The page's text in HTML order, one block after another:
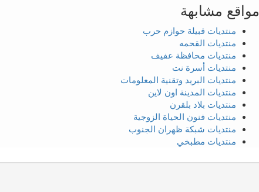
مواقع مشابهة
منتديات قبيلة حوازم حرب
منتديات القحمه
منتديات محافظة عفيف
منتديات أسرة نت
منتديات البريد وتقنية المعلومات
منتديات المدينة اون لاين
منتديات بلاد بلقرن
منتديات فنون الحياة الزوجية
منتديات شبكة ظهران الجنوب
منتديات مطبخي